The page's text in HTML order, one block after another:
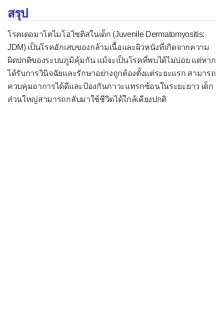
สรุป
โรคเดอมาโตไมโอไซติสในเด็ก (Juvenile Dermatomyositis:
JDM) เป็นโรคอักเสบของกล้ามเนื้อและผิวหนังที่เกิดจากความ
ผิดปกติของระบบภูมิคุ้มกัน แม้จะเป็นโรคที่พบได้ไม่บ่อย แต่หาก
ได้รับการวินิจฉัยและรักษาอย่างถูกต้องตั้งแต่ระยะแรก สามารถ
ควบคุมอาการได้ดีและป้องกันภาวะแทรกซ้อนในระยะยาว เด็ก
ส่วนใหญ่สามารถกลับมาใช้ชีวิตได้ใกล้เคียงปกติ